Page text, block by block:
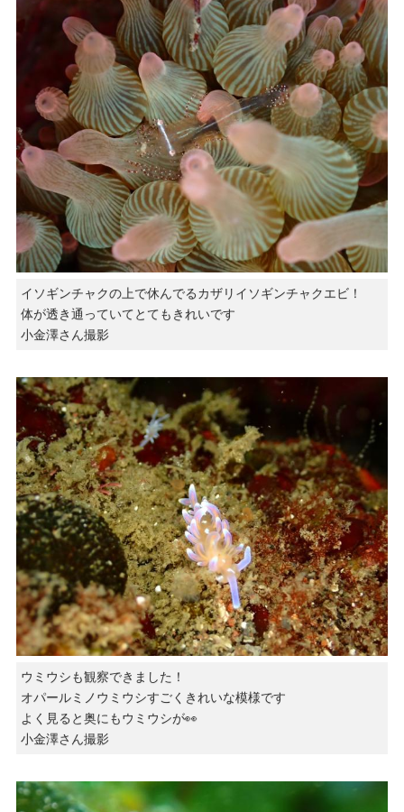
イソギンチャクの上で休んでるカザリイソギンチャクエビ！
体が透き通っていてとてもきれいです
小金澤さん撮影
ウミウシも観察できました！
オパールミノウミウシすごくきれいな模様です
よく見ると奥にもウミウシが👀
小金澤さん撮影